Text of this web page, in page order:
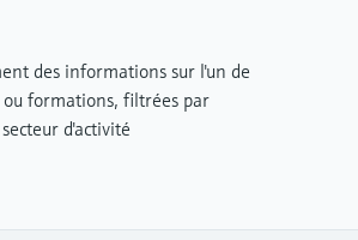
des informations sur l'un de
ou formations, filtrées par
d'activité